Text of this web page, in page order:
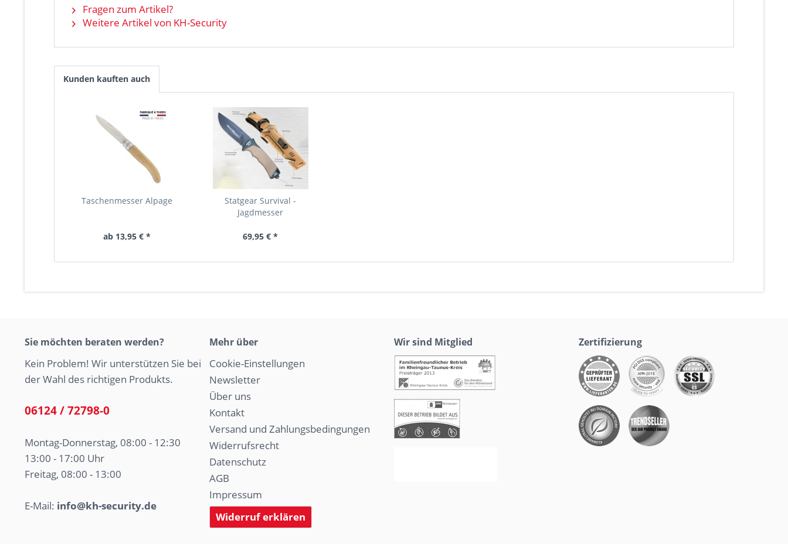
Fragen zum Artikel?
Weitere Artikel von KH-Security
Kunden kauften auch
Taschenmesser Alpage
ab 13,95 € *
Statgear Survival -
Jagdmesser
69,95 € *
Sie möchten beraten werden?
Kein Problem! Wir unterstützen Sie bei
der Wahl des richtigen Produkts.
06124 / 72798-0
Montag-Donnerstag, 08:00 - 12:30
13:00 - 17:00 Uhr
Freitag, 08:00 - 13:00
E-Mail: info@kh-security.de
Mehr über
Cookie-Einstellungen
Newsletter
Über uns
Kontakt
Versand und Zahlungsbedingungen
Widerrufsrecht
Datenschutz
AGB
Impressum
Widerruf erklären
Wir sind Mitglied Zertifizierung